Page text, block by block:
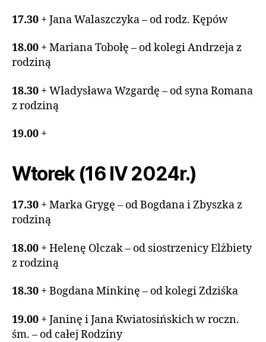
17.30 + Jana Walaszczyka – od rodz. Kępów
18.00 + Mariana Tobołę – od kolegi Andrzeja z
rodziną
18.30 + Władysława Wzgardę – od syna Romana
z rodziną
19.00 +
Wtorek (16 IV 2024r.)
17.30 + Marka Grygę – od Bogdana i Zbyszka z
rodziną
18.00 + Helenę Olczak – od siostrzenicy Elżbiety
z rodziną
18.30 + Bogdana Minkinę – od kolegi Zdziśka
19.00 + Janinę i Jana Kwiatosińskich w roczn.
śm. – od całej Rodziny